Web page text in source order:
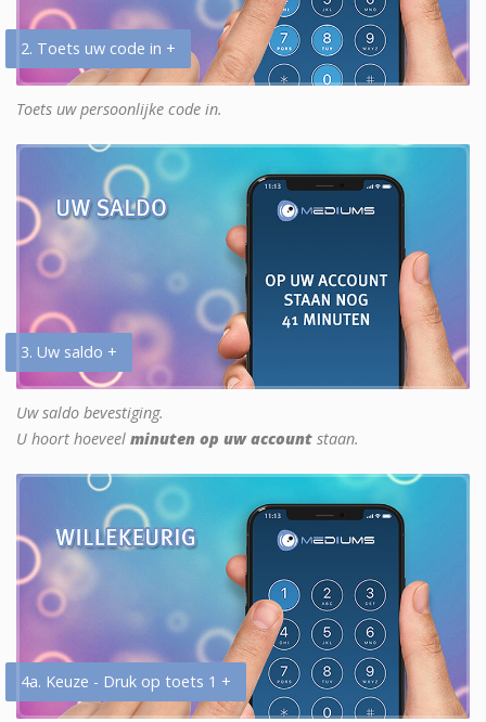
2. Toets uw code in +
Toets uw persoonlijke code in.
3. Uw saldo +
Uw saldo bevestiging.
U hoort hoeveel minuten op uw account staan.
4a. Keuze - Druk op toets 1 +